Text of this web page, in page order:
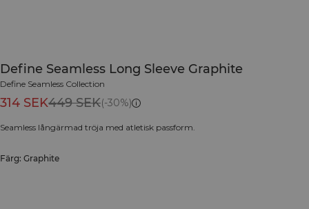
Define Seamless Long Sleeve Graphite
Define Seamless Collection
314 SEK449 SEK(-30%)
Seamless långärmad tröja med atletisk passform.
Färg: Graphite